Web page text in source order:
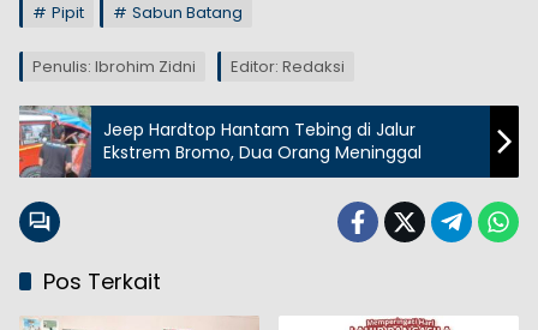
Pipit
Sabun Batang
Penulis: Ibrohim Zidni Editor: Redaksi
Jeep Hardtop Hantam Tebing di Jalur
Ekstrem Bromo, Dua Orang Meninggal
Pos Terkait